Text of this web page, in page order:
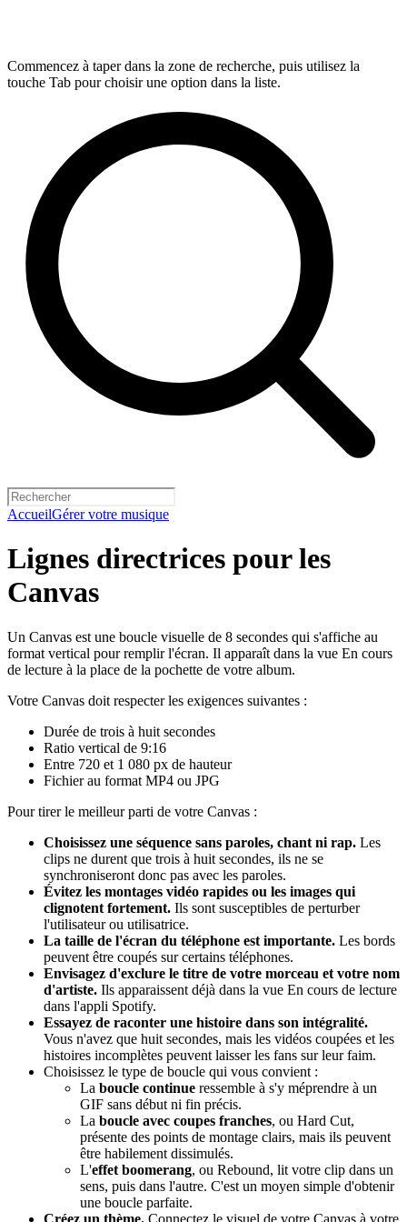
Commencez à taper dans la zone de recherche, puis utilisez la
touche Tab pour choisir une option dans la liste.
AccueilGérer votre musique
Lignes directrices pour les
Canvas
Un Canvas est une boucle visuelle de 8 secondes qui s'affiche au
format vertical pour remplir l'écran. Il apparaît dans la vue En cours
de lecture à la place de la pochette de votre album.
Votre Canvas doit respecter les exigences suivantes :
Durée de trois à huit secondes
Ratio vertical de 9:16
Entre 720 et 1 080 px de hauteur
Fichier au format MP4 ou JPG
Pour tirer le meilleur parti de votre Canvas :
Choisissez une séquence sans paroles, chant ni rap. Les
clips ne durent que trois à huit secondes, ils ne se
synchroniseront donc pas avec les paroles.
Évitez les montages vidéo rapides ou les images qui
clignotent fortement. Ils sont susceptibles de perturber
l'utilisateur ou utilisatrice.
La taille de l'écran du téléphone est importante. Les bords
peuvent être coupés sur certains téléphones.
Envisagez d'exclure le titre de votre morceau et votre nom
d'artiste. Ils apparaissent déjà dans la vue En cours de lecture
dans l'appli Spotify.
Essayez de raconter une histoire dans son intégralité.
Vous n'avez que huit secondes, mais les vidéos coupées et les
histoires incomplètes peuvent laisser les fans sur leur faim.
Choisissez le type de boucle qui vous convient :
La boucle continue ressemble à s'y méprendre à un
GIF sans début ni fin précis.
La boucle avec coupes franches, ou Hard Cut,
présente des points de montage clairs, mais ils peuvent
être habilement dissimulés.
L'effet boomerang, ou Rebound, lit votre clip dans un
sens, puis dans l'autre. C'est un moyen simple d'obtenir
une boucle parfaite.
Créez un thème. Connectez le visuel de votre Canvas à votre